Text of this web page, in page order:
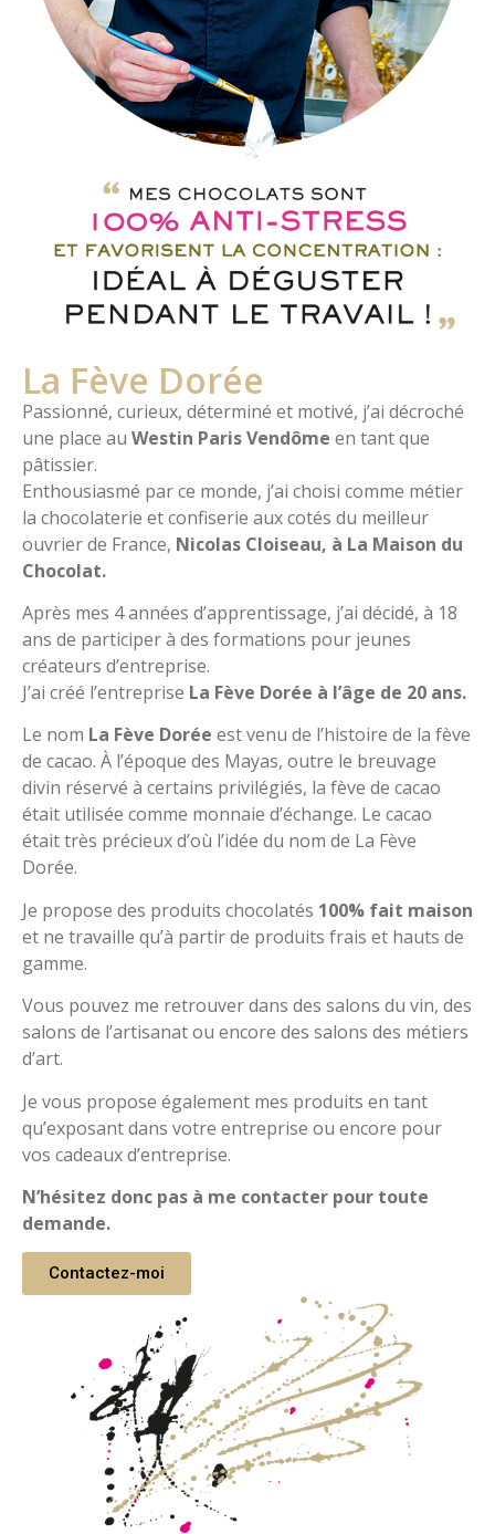
La Fève Dorée
Passionné, curieux, déterminé et motivé, j’ai décroché
une place au Westin Paris Vendôme en tant que
pâtissier.
Enthousiasmé par ce monde, j’ai choisi comme métier
la chocolaterie et confiserie aux cotés du meilleur
ouvrier de France, Nicolas Cloiseau, à La Maison du
Chocolat.
Après mes 4 années d’apprentissage, j’ai décidé, à 18
ans de participer à des formations pour jeunes
créateurs d’entreprise.
J’ai créé l’entreprise La Fève Dorée à l’âge de 20 ans.
Le nom La Fève Dorée est venu de l’histoire de la fève
de cacao. À l’époque des Mayas, outre le breuvage
divin réservé à certains privilégiés, la fève de cacao
était utilisée comme monnaie d’échange. Le cacao
était très précieux d’où l’idée du nom de La Fève
Dorée.
Je propose des produits chocolatés 100% fait maison
et ne travaille qu’à partir de produits frais et hauts de
gamme.
Vous pouvez me retrouver dans des salons du vin, des
salons de l’artisanat ou encore des salons des métiers
d’art.
Je vous propose également mes produits en tant
qu’exposant dans votre entreprise ou encore pour
vos cadeaux d’entreprise.
N’hésitez donc pas à me contacter pour toute
demande.
Contactez-moi